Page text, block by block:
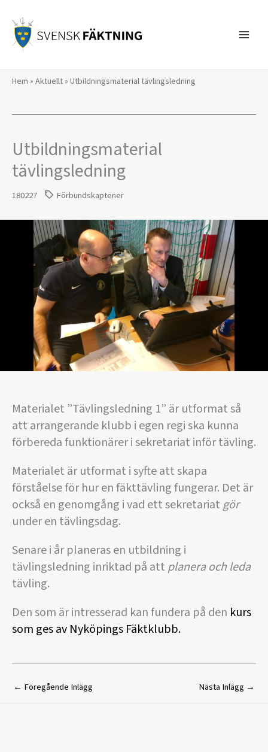
innehåll
Hem » Aktuellt» ​Utbildningsmaterial tävlingsledning
​Utbildningsmaterial
tävlingsledning
180227 Förbundskaptener
Materialet ”Tävlingsledning 1” är utformat så
att arrangerande klubb i egen regi ska kunna
förbereda funktionärer i sekretariat inför tävling.
Materialet är utformat i syfte att skapa
förståelse för hur en fäkttävling fungerar. Det är
också en genomgång i vad ett sekretariatgör
under en tävlingsdag.
Senare i år planeras en utbildning i
tävlingsledning inriktad på att planera och leda
tävling.
Den som är intresserad kan fundera på den kurs
som ges av Nyköpings Fäktklubb.
← Föregående Inlägg Nästa Inlägg →